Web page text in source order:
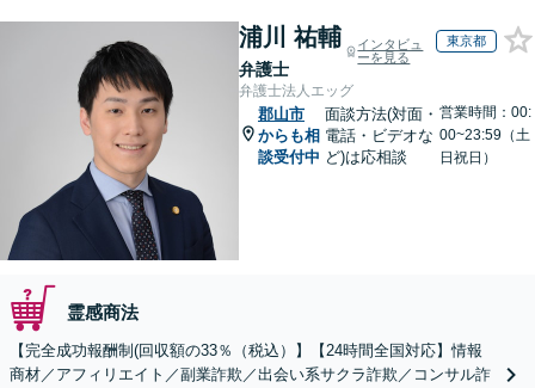
浦川 祐輔
弁護士
インタビュ
ーを見る
東京都
弁護士法人エッグ
郡山市
からも相
談受付中
面談方法(対面・
電話・ビデオな
ど)は応相談
営業時間：00:
00~23:59（土
日祝日）
霊感商法
【完全成功報酬制(回収額の33％（税込）】【24時間全国対応】情報
商材／アフィリエイト／副業詐欺／出会い系サクラ詐欺／コンサル詐